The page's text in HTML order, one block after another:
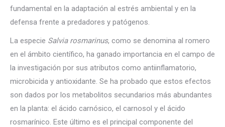
fundamental en la adaptación al estrés ambiental y en la
defensa frente a predadores y patógenos.
La especie Salvia rosmarinus, como se denomina al romero
en el ámbito científico, ha ganado importancia en el campo de
la investigación por sus atributos como antiinflamatorio,
microbicida y antioxidante. Se ha probado que estos efectos
son dados por los metabolitos secundarios más abundantes
en la planta: el ácido carnósico, el carnosol y el ácido
rosmarínico. Este último es el principal componente del